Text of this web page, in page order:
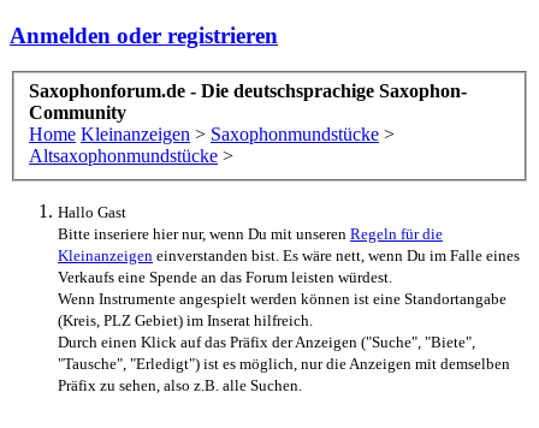
Anmelden oder registrieren
Saxophonforum.de - Die deutschsprachige Saxophon-
Community
Home Kleinanzeigen > Saxophonmundstücke >
Altsaxophonmundstücke >
Hallo Gast
Bitte inseriere hier nur, wenn Du mit unseren Regeln für die
Kleinanzeigen einverstanden bist. Es wäre nett, wenn Du im Falle eines
Verkaufs eine Spende an das Forum leisten würdest.
Wenn Instrumente angespielt werden können ist eine Standortangabe
(Kreis, PLZ Gebiet) im Inserat hilfreich.
Durch einen Klick auf das Präfix der Anzeigen ("Suche", "Biete",
"Tausche", "Erledigt") ist es möglich, nur die Anzeigen mit demselben
Präfix zu sehen, also z.B. alle Suchen.